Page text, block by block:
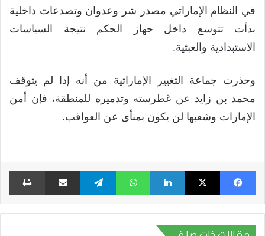
في النظام الإماراتي مصدر شر وعدوان وتصدعات داخلية
بدأت تتوسع داخل جهاز الحكم نتيجة السياسات
الاستبدادية والعبثية.
وحذرت جماعة التغيير الإماراتية من أنه إذا لم يتوقف
محمد بن زايد عن غطرسته وتدميره للمنطقة، فإن أمن
الإمارات وشعبها لن يكون بمنأى عن العواقب.
فيسبوك X لينكدإن واتساب تيلقرام مشاركة عبر البريد